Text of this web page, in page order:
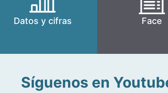
Datos y cifras Face
Síguenos en